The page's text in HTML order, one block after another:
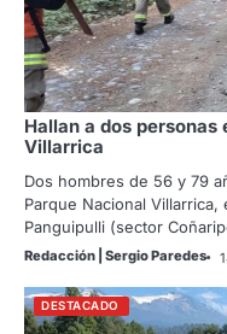
Hallan a dos
Villarrica
Dos hombres de 56 y 79
Parque Nacional
Panguipulli (sector
Redacción | Sergio Paredes
DESTACADO